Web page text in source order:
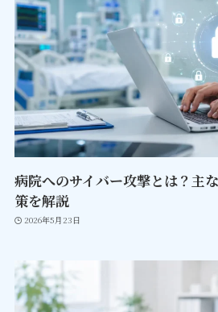
病院へのサイバー攻撃とは？主
策を解説
2026年5月23日